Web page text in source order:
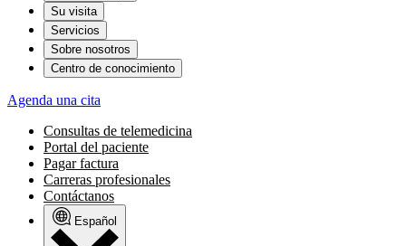
Su visita
Servicios
Sobre nosotros
Centro de conocimiento
Agenda una cita
Consultas de telemedicina
Portal del paciente
Pagar factura
Carreras profesionales
Contáctanos
Español